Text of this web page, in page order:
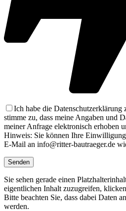
Ich habe die Datenschutzerklärung
stimme zu, dass meine Angaben und
meiner Anfrage elektronisch erhoben
Hinweis: Sie können Ihre
E-Mail an info@ritter-bautraeger.de
Sie sehen gerade einen
eigentlichen Inhalt zuzugreifen,
Bitte beachten Sie, dass dabei Daten
werden.